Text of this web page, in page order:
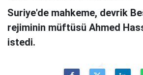
Suriye'de mahkeme, devrik
rejiminin müftüsü Ahmed
istedi.